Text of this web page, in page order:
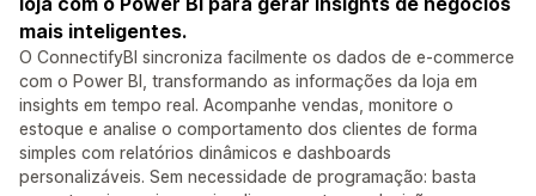
mais inteligentes.
O ConnectifyBI sincroniza facilmente os dados de e-commerce
com o Power BI, transformando as informações da loja em
insights em tempo real. Acompanhe vendas, monitore o
estoque e analise o comportamento dos clientes de forma
simples com relatórios dinâmicos e dashboards
personalizáveis. Sem necessidade de programação: basta